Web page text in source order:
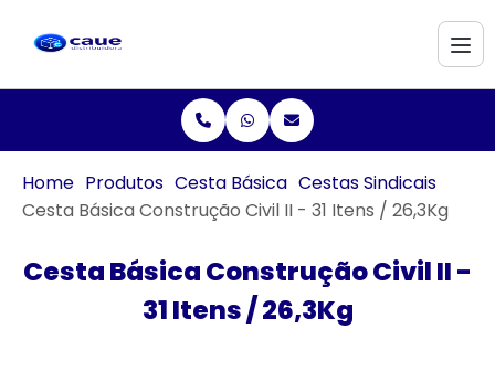
Home Produtos Cesta Básica Cestas Sindicais
Cesta Básica Construção Civil II - 31 Itens / 26,3Kg
Cesta Básica Construção Civil II -
31 Itens / 26,3Kg